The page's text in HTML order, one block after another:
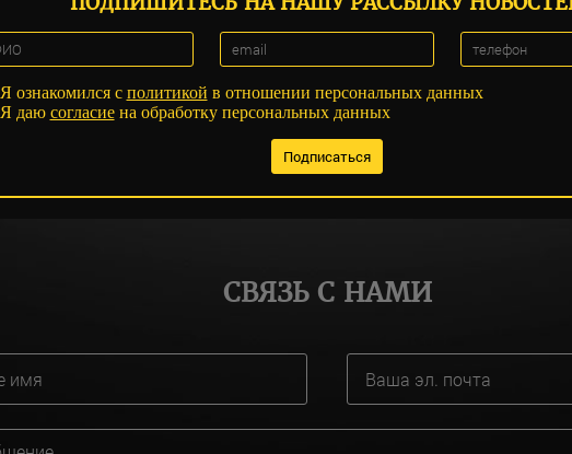
Я ознакомился с политикой в отношении персональных данных
Я даю согласиена обработку персональных данных
СВЯЗЬ С НАМИ